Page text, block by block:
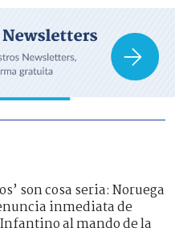
son cosa seria: Noruega
inmediata de